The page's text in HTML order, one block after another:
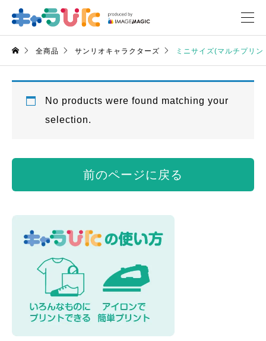
全商品 サンリオキャラクターズ ミニサイズ(マルチプリ
No products were found matching your
selection.
前のページに戻る